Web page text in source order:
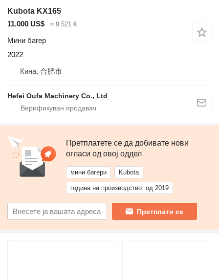
Kubota KX165
11.000 US$
≈ 9.521 €
Мини багер
2022
Кина, 合肥市
Hefei Oufa Machinery Co., Ltd
Претплатете се да добивате нови
огласи од овој оддел
мини багери Kubota
година на производство: од 2019
Претплати се